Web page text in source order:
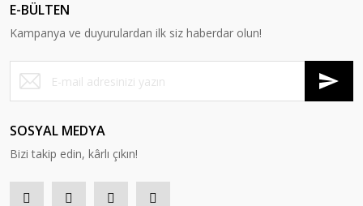
E-BÜLTEN
Kampanya ve duyurulardan ilk siz haberdar olun!
SOSYAL MEDYA
Bizi takip edin, kârlı çıkın!